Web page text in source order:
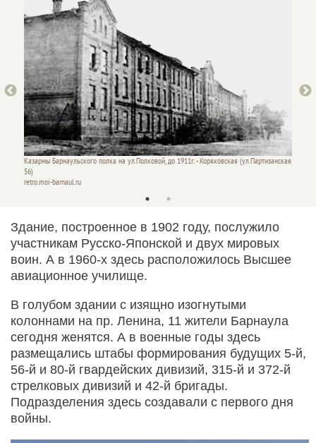
Казармы Барнаульского полка на ул.Полковой, до 1911г. - Коряковская (ул.Партизанская,
56)
retro.moi-barnaul.ru
Здание, построенное в 1902 году, послужило
участникам Русско-Японской и двух мировых
воин. А в 1960-х здесь расположилось Высшее
авиационное училище.
В голубом здании с изящно изогнутыми
колоннами на пр. Ленина, 11 жители Барнаула
сегодня женятся. А в военные годы здесь
размещались штабы формирования будущих 5-й,
56-й и 80-й гвардейских дивизий, 315-й и 372-й
стрелковых дивизий и 42-й бригады.
Подразделения здесь создавали с первого дня
войны.